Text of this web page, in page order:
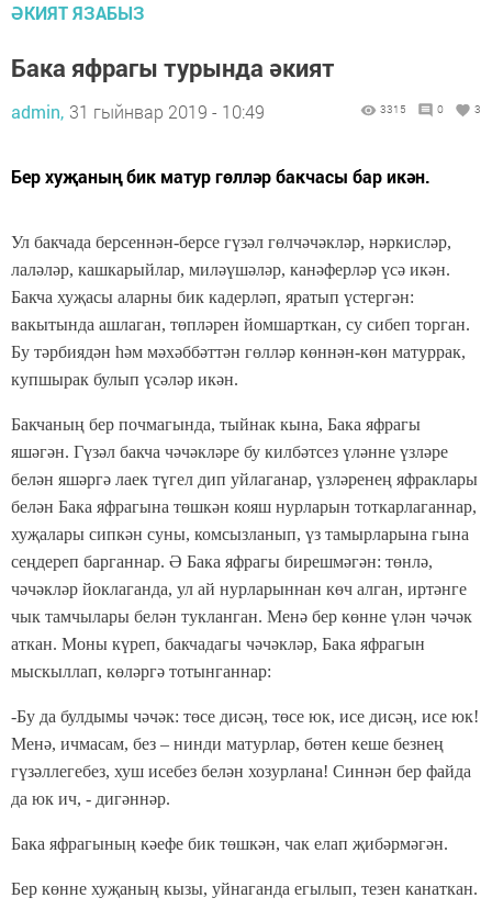
ӘКИЯТ ЯЗАБЫЗ
Бака яфрагы турында әкият
admin, 31 гыйнвар 2019 - 10:49 3315 0 3
Бер хуҗаның бик матур гөлләр бакчасы бар икән.
Ул бакчада берсеннән-берсе гүзәл гөлчәчәкләр, нәркисләр,
лаләләр, кашкарыйлар, миләүшәләр, канәферләр үсә икән.
Бакча хуҗасы аларны бик кадерләп, яратып үстергән:
вакытында ашлаган, төпләрен йомшарткан, су сибеп торган.
Бу тәрбиядән һәм мәхәббәттән гөлләр көннән-көн матуррак,
купшырак булып үсәләр икән.
Бакчаның бер почмагында, тыйнак кына, Бака яфрагы
яшәгән. Гүзәл бакча чәчәкләре бу килбәтсез үләнне үзләре
белән яшәргә лаек түгел дип уйлаганар, үзләренең яфраклары
белән Бака яфрагына төшкән кояш нурларын тоткарлаганнар,
хуҗалары сипкән суны, комсызланып, үз тамырларына гына
сеңдереп барганнар. Ә Бака яфрагы бирешмәгән: төнлә,
чәчәкләр йоклаганда, ул ай нурларыннан көч алган, иртәнге
чык тамчылары белән тукланган. Менә бер көнне үлән чәчәк
аткан. Моны күреп, бакчадагы чәчәкләр, Бака яфрагын
мыскыллап, көләргә тотынганнар:
-Бу да булдымы чәчәк: төсе дисәң, төсе юк, исе дисәң, исе юк!
Менә, ичмасам, без – нинди матурлар, бөтен кеше безнең
гүзәллегебез, хуш исебез белән хозурлана! Синнән бер файда
да юк ич, - дигәннәр.
Бака яфрагының кәефе бик төшкән, чак елап җибәрмәгән.
Бер көнне хуҗаның кызы, уйнаганда егылып, тезен канаткан.